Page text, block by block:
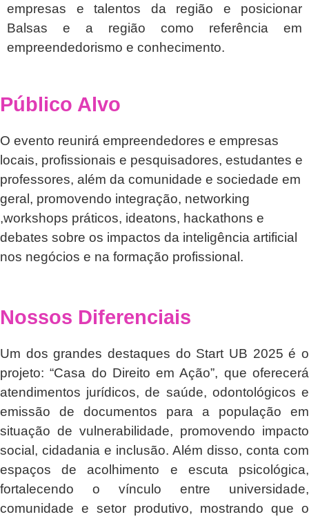
empresas e talentos da região e posicionar
Balsas e a região como referência em
empreendedorismo e conhecimento.
Público Alvo
O evento reunirá empreendedores e empresas
locais, profissionais e pesquisadores, estudantes e
professores, além da comunidade e sociedade em
geral, promovendo integração, networking
,workshops práticos, ideatons, hackathons e
debates sobre os impactos da inteligência artificial
nos negócios e na formação profissional.
Nossos Diferenciais
Um dos grandes destaques do Start UB 2025 é o
projeto: “Casa do Direito em Ação”, que oferecerá
atendimentos jurídicos, de saúde, odontológicos e
emissão de documentos para a população em
situação de vulnerabilidade, promovendo impacto
social, cidadania e inclusão. Além disso, conta com
espaços de acolhimento e escuta psicológica,
fortalecendo o vínculo entre universidade,
comunidade e setor produtivo, mostrando que o